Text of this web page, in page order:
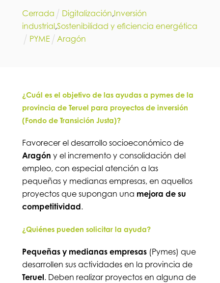
Cerrada Digitalización,Inversión
industrial,Sostenibilidad y eficiencia energética
PYME
Aragón
¿Cuál es el objetivo de las ayudas a pymes de la
provincia de Teruel para proyectos de inversión
(Fondo de Transición Justa)?
Favorecer el desarrollo socioeconómico de
Aragón y el incremento y consolidación del
empleo, con especial atención a las
pequeñas y medianas empresas, en aquellos
proyectos que supongan una mejora de su
competitividad.
¿Quiénes pueden solicitar la ayuda?
Pequeñas y medianas empresas(Pymes) que
desarrollen sus actividades en la provincia de
Teruel. Deben realizar proyectos en alguna de